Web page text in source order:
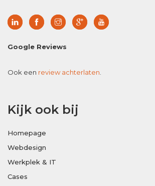
Google Reviews
Ook een review achterlaten
Kijk ook bij
Homepage
Webdesign
Werkplek & IT
Cases